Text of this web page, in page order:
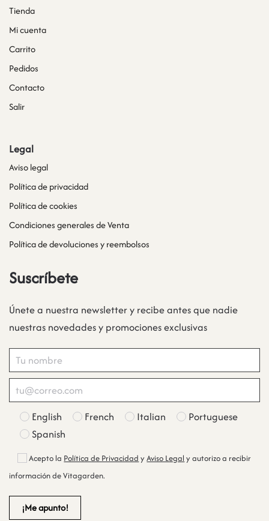
Tienda
Mi cuenta
Carrito
Pedidos
Contacto
Salir
Legal
Aviso legal
Política de privacidad
Política de cookies
Condiciones generales de Venta
Política de devoluciones y reembolsos
Suscríbete
Únete a nuestra newsletter y recibe antes que nadie
nuestras novedades y promociones exclusivas
English French Italian
Portuguese
Spanish
Acepto la Política de Privacidad yAviso Legal y autorizo a recibir
información de Vitagarden.